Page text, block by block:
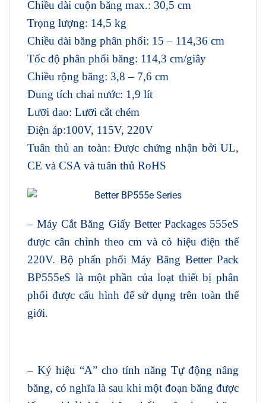
Chiều dài cuộn băng max.: 30,5 cm
Trọng lượng: 14,5 kg
Chiều dài băng phân phối: 15 – 114,36 cm
Tốc độ phân phối băng: 114,3 cm/giây
Chiều rộng băng: 3,8 – 7,6 cm
Dung tích chai nước: 1,9 lít
Lưỡi dao: Lưỡi cắt chém
Điện áp:100V, 115V, 220V
Tuân thủ an toàn: Được chứng nhận bởi UL,
CE và CSA và tuân thủ RoHS
– Máy Cắt Băng Giấy Better Packages 555eS
được cân chỉnh theo cm và có hiệu điện thế
220V. Bộ phấn phối Máy Băng Better Pack
BP555eS là một phần của loạt thiết bị phân
phối được cấu hình để sử dụng trên toàn thế
giới.
– Ký hiệu “A” cho tính năng Tự động nâng
băng, có nghĩa là sau khi một đoạn băng được